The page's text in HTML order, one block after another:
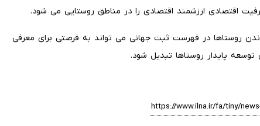
اقتصادی ارزشمند اقتصادی را در مناطق روستایی می شود.
روستاها در فهرست ثبت جهانی می تواند به فرصتی برای معرفی
پایدار روستاها تبدیل شود.